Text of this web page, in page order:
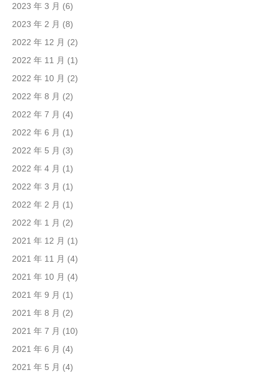
2023 年 3 月 (6)
2023 年 2 月 (8)
2022 年 12 月 (2)
2022 年 11 月 (1)
2022 年 10 月 (2)
2022 年 8 月 (2)
2022 年 7 月 (4)
2022 年 6 月 (1)
2022 年 5 月 (3)
2022 年 4 月 (1)
2022 年 3 月 (1)
2022 年 2 月 (1)
2022 年 1 月 (2)
2021 年 12 月 (1)
2021 年 11 月 (4)
2021 年 10 月 (4)
2021 年 9 月 (1)
2021 年 8 月 (2)
2021 年 7 月 (10)
2021 年 6 月 (4)
2021 年 5 月 (4)